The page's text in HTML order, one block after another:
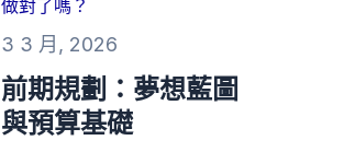
做對了嗎？
3 3 月, 2026
前期規劃：夢想藍圖
與預算基礎